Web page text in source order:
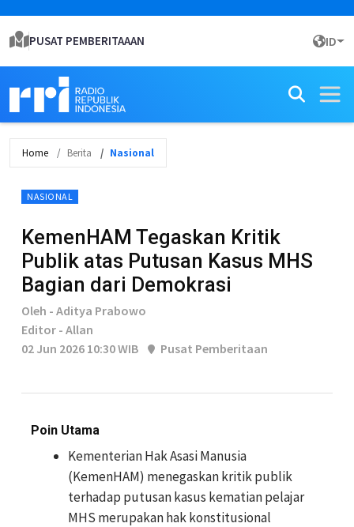
PUSAT PEMBERITAAAN ID
Home Berita Nasional
NASIONAL
KemenHAM Tegaskan Kritik
Publik atas Putusan Kasus MHS
Bagian dari Demokrasi
Oleh - Aditya Prabowo
Editor - Allan
02 Jun 2026 10:30 WIB
Pusat Pemberitaan
Poin Utama
Kementerian Hak Asasi Manusia
(KemenHAM) menegaskan kritik publik
terhadap putusan kasus kematian pelajar
MHS merupakan hak konstitusional